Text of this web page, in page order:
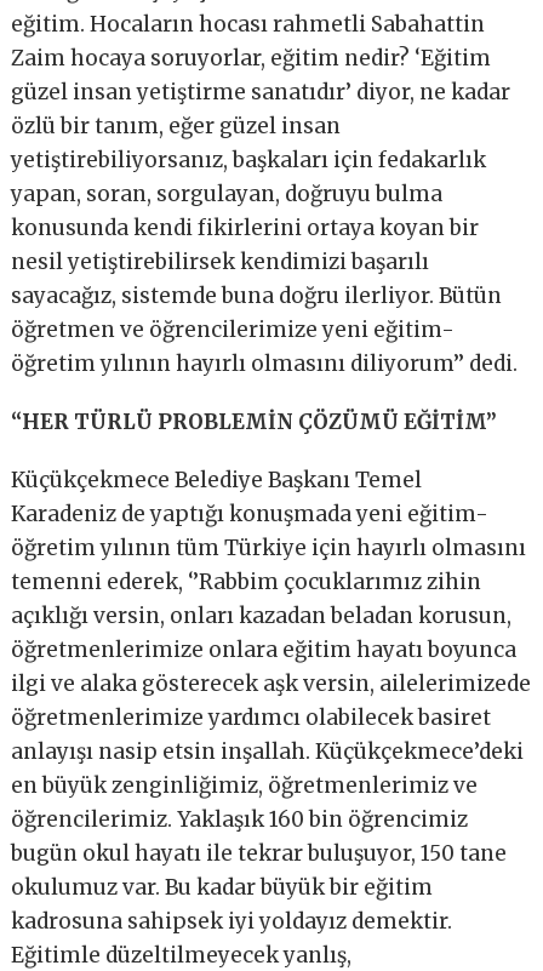
eğitim. Hocaların hocası rahmetli Sabahattin
Zaim hocaya soruyorlar, eğitim nedir? ‘Eğitim
güzel insan yetiştirme sanatıdır’ diyor, ne kadar
özlü bir tanım, eğer güzel insan
yetiştirebiliyorsanız, başkaları için fedakarlık
yapan, soran, sorgulayan, doğruyu bulma
konusunda kendi fikirlerini ortaya koyan bir
nesil yetiştirebilirsek kendimizi başarılı
sayacağız, sistemde buna doğru ilerliyor. Bütün
öğretmen ve öğrencilerimize yeni eğitim-
öğretim yılının hayırlı olmasını diliyorum’’ dedi.
“HER TÜRLÜ PROBLEMİN ÇÖZÜMÜ EĞİTİM”
Küçükçekmece Belediye Başkanı Temel
Karadeniz de yaptığı konuşmada yeni eğitim-
öğretim yılının tüm Türkiye için hayırlı olmasını
temenni ederek, ‘’Rabbim çocuklarımız zihin
açıklığı versin, onları kazadan beladan korusun,
öğretmenlerimize onlara eğitim hayatı boyunca
ilgi ve alaka gösterecek aşk versin, ailelerimizede
öğretmenlerimize yardımcı olabilecek basiret
anlayışı nasip etsin inşallah. Küçükçekmece’deki
en büyük zenginliğimiz, öğretmenlerimiz ve
öğrencilerimiz. Yaklaşık 160 bin öğrencimiz
bugün okul hayatı ile tekrar buluşuyor, 150 tane
okulumuz var. Bu kadar büyük bir eğitim
kadrosuna sahipsek iyi yoldayız demektir.
Eğitimle düzeltilmeyecek yanlış,